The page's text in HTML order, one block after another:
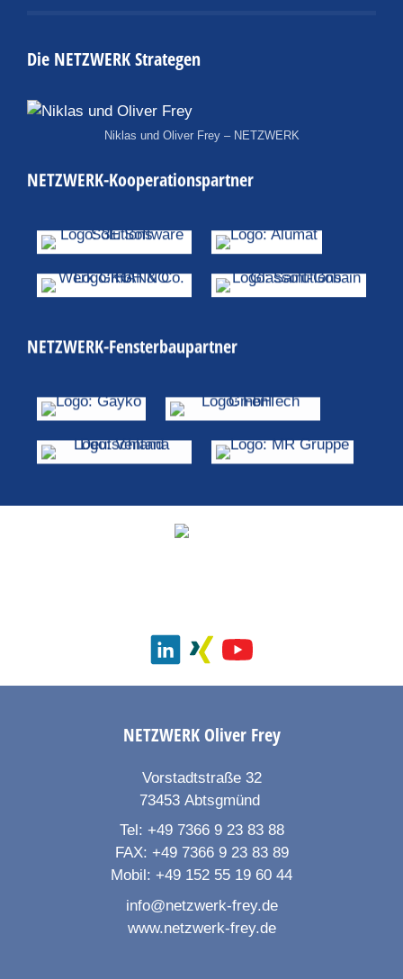
Die NETZWERK Strategen
Niklas und Oliver Frey – NETZWERK
NETZWERK-Kooperationspartner
NETZWERK-Fensterbaupartner
NETZWERKOliver Frey
Vorstadtstraße 32
73453 Abtsgmünd
Tel: +49 7366 9 23 83 88
FAX: +49 7366 9 23 83 89
Mobil: +49 152 55 19 60 44
info@netzwerk-frey.de
www.netzwerk-frey.de